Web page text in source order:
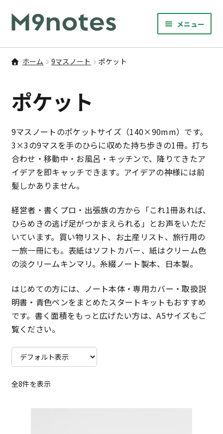
ナ
ビ
ゲ
ー
ン
へ
ス
キ
ッ
プ
コ
ン
テ
ン
ス
キ
ッ
プ
メニュー
9マスノート
サ
展
開
A5
A4
A1（大判）
書籍・文具・雑貨
メ
ニ
ュ
ー
を
研修
サ
ブ
メ
ニ
を
展
開
M9notesのこと
お問い合わせ
アカウント
ご利用案内
特定商取引法に基づく表記
ホーム 9マスノート ポケット
ポケット
9マスノートのポケットサイズ（140×90mm）です。
3×3の9マスを手のひらに収めた持ち歩きの1冊。打ち
合わせ・移動中・お風呂・キッチンで、降りてきたア
イデアを即キャッチできます。アイデアの神様には前
髪しかありません。
経営者・書くプロ・出張族の方から「これ1冊あれば、
ひらめきの逃げ足がつかまえられる」とお声をいただ
いています。買い物リスト、お土産リスト、旅行用の
一旅一冊にも。表紙はソフトカバー、紙はクリーム色
の淡クリームキンマリ。糸綴ノート製本、日本製。
はじめての方には、ノート本体・専用カバー・取扱説
明書・青色ペンをまとめたスタートキットもおすすめ
です。書く面積をもっと広げたい方は、A5サイズもご
覧ください。
全8件を表示